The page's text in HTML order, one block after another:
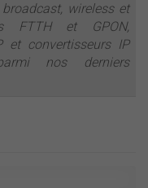
wireless et
FTTH et GPON,
et convertisseurs IP
nos derniers